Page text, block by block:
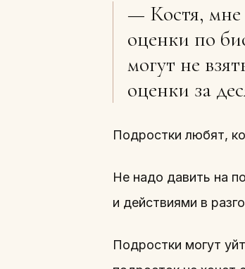
— Костя, мне
оценки по
могут не
оценки за
Подростки любят,
Не надо давить на
и действиями в
Подростки могут